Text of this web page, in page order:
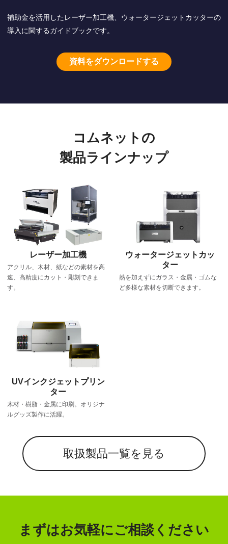
補助金を活用したレーザー加工機、ウォータージェットカッターの
導入に関するガイドブックです。
資料をダウンロードする
コムネットの
製品ラインナップ
レーザー加工機
アクリル、木材、紙などの素材を高
速、高精度にカット・彫刻できま
す。
ウォータージェットカッ
ター
熱を加えずにガラス・金属・ゴムな
ど多様な素材を切断できます。
UVインクジェットプリン
ター
木材・樹脂・金属に印刷。オリジナ
ルグッズ製作に活躍。
取扱製品一覧を見る
まずはお気軽にご相談ください